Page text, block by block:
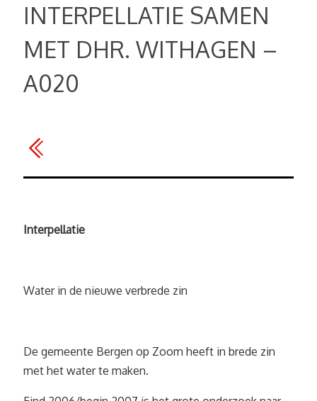
INTERPELLATIE SAMEN
MET DHR. WITHAGEN –
A020
Interpellatie
Water in de nieuwe verbrede zin
De gemeente Bergen op Zoom heeft in brede zin
met het water te maken.